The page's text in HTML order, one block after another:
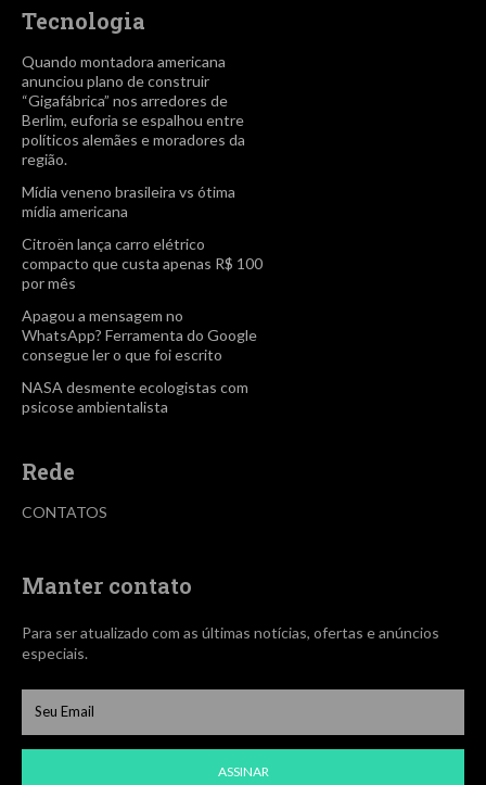
Tecnologia
Quando montadora americana
anunciou plano de construir
“Gigafábrica” nos arredores de
Berlim, euforia se espalhou entre
políticos alemães e moradores da
região.
Mídia veneno brasileira vs ótima
mídia americana
Citroën lança carro elétrico
compacto que custa apenas R$ 100
por mês
Apagou a mensagem no
WhatsApp? Ferramenta do Google
consegue ler o que foi escrito
NASA desmente ecologistas com
psicose ambientalista
Rede
CONTATOS
Manter contato
Para ser atualizado com as últimas notícias, ofertas e anúncios
especiais.
ASSINAR